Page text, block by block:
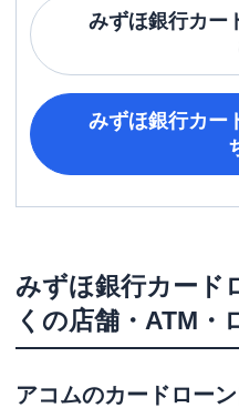
みずほ銀行カー
みずほ銀行カー
みずほ銀行カード
くの店舗・ATM・
アコムのカードロー